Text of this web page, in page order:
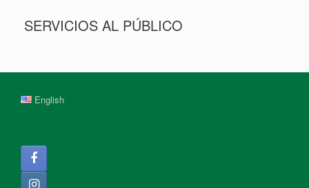
SERVICIOS AL PÚBLICO
English